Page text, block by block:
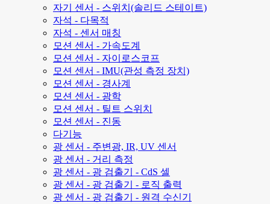
자기 센서 - 스위치(솔리드 스테이트)
자석 - 다목적
자석 - 센서 매칭
모션 센서 - 가속도계
모션 센서 - 자이로스코프
모션 센서 - IMU(관성 측정 장치)
모션 센서 - 경사계
모션 센서 - 광학
모션 센서 - 틸트 스위치
모션 센서 - 진동
다기능
광 센서 - 주변광, IR, UV 센서
광 센서 - 거리 측정
광 센서 - 광 검출기 - CdS 셀
광 센서 - 광 검출기 - 로직 출력
광 센서 - 광 검출기 - 원격 수신기